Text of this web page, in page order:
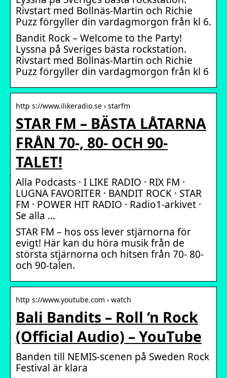
Rivstart med Bollnäs-Martin och Richie
Puzz förgyller din vardagmorgon från kl 6.
Bandit Rock – Welcome to the Party!
Lyssna på Sveriges bästa rockstation.
Rivstart med Bollnäs-Martin och Richie
Puzz förgyller din vardagmorgon från kl 6
http s://www.ilikeradio.se › starfm
STAR FM – BÄSTA LÅTARNA
FRÅN 70-, 80- OCH 90-
TALET!
Alla Podcasts · I LIKE RADIO · RIX FM ·
LUGNA FAVORITER · BANDIT ROCK · STAR
FM · POWER HIT RADIO · Radio1-arkivet ·
Se alla …
STAR FM – hos oss lever stjärnorna för
evigt! Här kan du höra musik från de
största stjärnorna och hitsen från 70- 80-
och 90-talen.
http s://www.youtube.com › watch
Bali Bandits – Roll ‘n Rock
(Official Audio) – YouTube
Banden till NEMIS-scenen på Sweden Rock
Festival är klara